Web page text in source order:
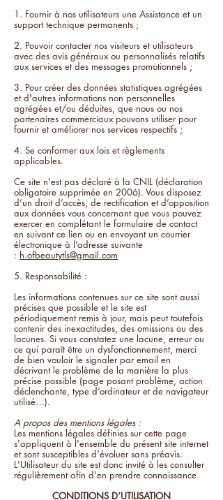
1. Fournir à nos utilisateurs une Assistance et un
support technique permanents ;
2. Pouvoir contacter nos visiteurs et utilisateurs
avec des avis généraux ou personnalisés relatifs
aux services et des messages promotionnels ;
3. Pour créer des données statistiques agrégées
et d'autres informations non personnelles
agrégées et/ou déduites, que nous ou nos
partenaires commerciaux pouvons utiliser pour
fournir et améliorer nos services respectifs ;
4. Se conformer aux lois et règlements
applicables.
Ce site n'est pas déclaré à la CNIL (déclaration
obligatoire supprimée en 2006). Vous disposez
d’un droit d’accès, de rectification et d’opposition
aux données vous concernant que vous pouvez
exercer en complétant le formulaire de contact
en suivant ce lien ou en envoyant un courrier
électronique à l’adresse suivante
: h.ofbeautytls@gmail.com
5. Responsabilité :
Les informations contenues sur ce site sont aussi
précises que possible et le site est
périodiquement remis à jour, mais peut toutefois
contenir des inexactitudes, des omissions ou des
lacunes. Si vous constatez une lacune, erreur ou
ce qui paraît être un dysfonctionnement, merci
de bien vouloir le signaler par email en
décrivant le problème de la manière la plus
précise possible (page posant problème, action
déclenchante, type d’ordinateur et de navigateur
utilisé…).
A propos des mentions légales :
Les mentions légales définies sur cette page
s'appliquent à l'ensemble du présent site internet
et sont susceptibles d'évoluer sans préavis.
L'Utilisateur du site est donc invité à les consulter
régulièrement afin d'en prendre connaissance.
CONDITIONS D’UTILISATION